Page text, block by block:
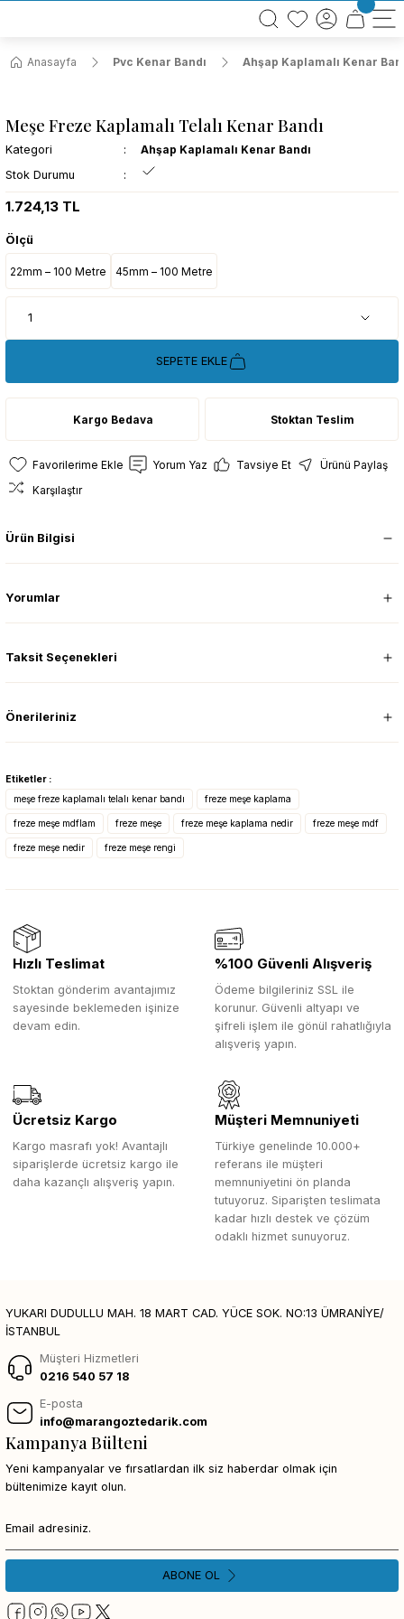
BÜTÜN ALIŞVERİŞLERİNİZDE KARGO BEDAVA!
TÜRKİYE GENELİNDE 10.000 MÜŞTERİ REFERANSI
Anasayfa
Pvc Kenar Bandı Ahşap Kaplamalı Kenar
Meşe Freze Kaplamalı Telalı Kenar Bandı
Kategori
Ahşap Kaplamalı Kenar Bandı
Stok Durumu
1.724,13 TL
Ölçü
22mm – 100 Metre 45mm – 100 Metre
SEPETE EKLE
Kargo Bedava Stoktan Teslim
Yorum Yaz Tavsiye Et
Ürünü Paylaş
Karşılaştır
Ürün Bilgisi
Yorumlar
Taksit Seçenekleri
Önerileriniz
Etiketler :
meşe freze kaplamalı telalı kenar bandı
freze meşe kaplama
freze meşe mdflam freze meşe freze meşe kaplama nedir freze meşe mdf
freze meşe nedir freze meşe rengi
Hızlı Teslimat
Stoktan gönderim avantajımız
sayesinde beklemeden işinize
devam edin.
%100 Güvenli Alışveriş
Ödeme bilgileriniz SSL ile
korunur. Güvenli altyapı ve
şifreli işlem ile gönül rahatlığıyla
alışveriş yapın.
Ücretsiz Kargo
Kargo masrafı yok! Avantajlı
siparişlerde ücretsiz kargo ile
daha kazançlı alışveriş yapın.
Müşteri Memnuniyeti
Türkiye genelinde 10.000+
referans ile müşteri
memnuniyetini ön planda
tutuyoruz. Siparişten teslimata
kadar hızlı destek ve çözüm
odaklı hizmet sunuyoruz.
YUKARI DUDULLU MAH. 18 MART CAD. YÜCE SOK. NO:13 ÜMRANİYE/
İSTANBUL
Müşteri Hizmetleri
0216 540 57 18
E-posta
info@marangoztedarik.com
Kampanya Bülteni
Yeni kampanyalar ve fırsatlardan ilk siz haberdar olmak için
bültenimize kayıt olun.
ABONE OL